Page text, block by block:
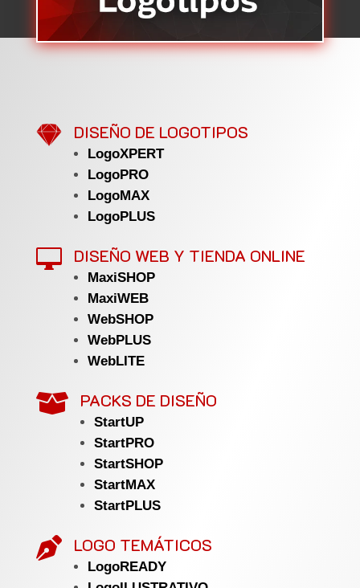
 DISEÑO DE LOGOTIPOS
LogoXPERT
LogoPRO
LogoMAX
LogoPLUS
 DISEÑO WEB Y TIENDA ONLINE
MaxiSHOP
MaxiWEB
WebSHOP
WebPLUS
WebLITE
 PACKS DE DISEÑO
StartUP
StartPRO
StartSHOP
StartMAX
StartPLUS
 LOGO TEMÁTICOS
LogoREADY